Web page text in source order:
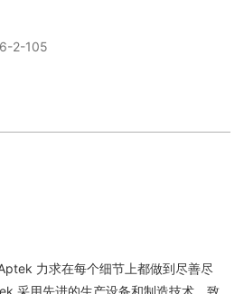
2-105
力求在每个细节上都做到尽善尽
采用先进的生产设备和制造技术，致